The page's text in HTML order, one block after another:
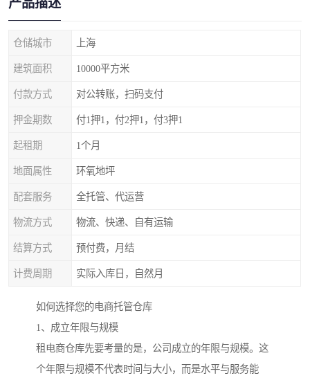
产品描述
仓储城市 上海
建筑面积 10000平方米
付款方式 对公转账，扫码支付
押金期数 付1押1，付2押1，付3押1
起租期 1个月
地面属性 环氧地坪
配套服务 全托管、代运营
物流方式 物流、快递、自有运输
结算方式 预付费，月结
计费周期 实际入库日，自然月
如何选择您的电商托管仓库
1、成立年限与规模
租电商仓库先要考量的是，公司成立的年限与规模。这
个年限与规模不代表时间与大小，而是水平与服务能